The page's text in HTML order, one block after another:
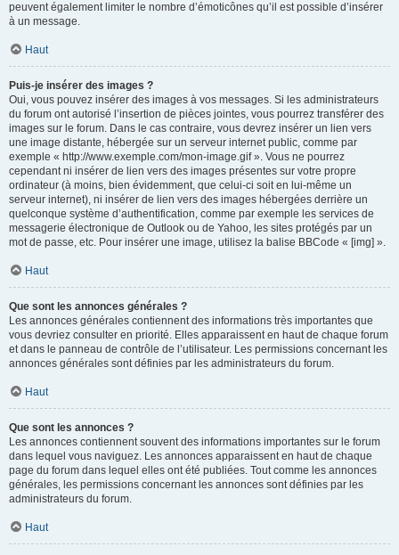
peuvent également limiter le nombre d’émoticônes qu’il est possible d’insérer
à un message.
Haut
Puis-je insérer des images ?
Oui, vous pouvez insérer des images à vos messages. Si les administrateurs
du forum ont autorisé l’insertion de pièces jointes, vous pourrez transférer des
images sur le forum. Dans le cas contraire, vous devrez insérer un lien vers
une image distante, hébergée sur un serveur internet public, comme par
exemple « http://www.exemple.com/mon-image.gif ». Vous ne pourrez
cependant ni insérer de lien vers des images présentes sur votre propre
ordinateur (à moins, bien évidemment, que celui-ci soit en lui-même un
serveur internet), ni insérer de lien vers des images hébergées derrière un
quelconque système d’authentification, comme par exemple les services de
messagerie électronique de Outlook ou de Yahoo, les sites protégés par un
mot de passe, etc. Pour insérer une image, utilisez la balise BBCode « [img] ».
Haut
Que sont les annonces générales ?
Les annonces générales contiennent des informations très importantes que
vous devriez consulter en priorité. Elles apparaissent en haut de chaque forum
et dans le panneau de contrôle de l’utilisateur. Les permissions concernant les
annonces générales sont définies par les administrateurs du forum.
Haut
Que sont les annonces ?
Les annonces contiennent souvent des informations importantes sur le forum
dans lequel vous naviguez. Les annonces apparaissent en haut de chaque
page du forum dans lequel elles ont été publiées. Tout comme les annonces
générales, les permissions concernant les annonces sont définies par les
administrateurs du forum.
Haut